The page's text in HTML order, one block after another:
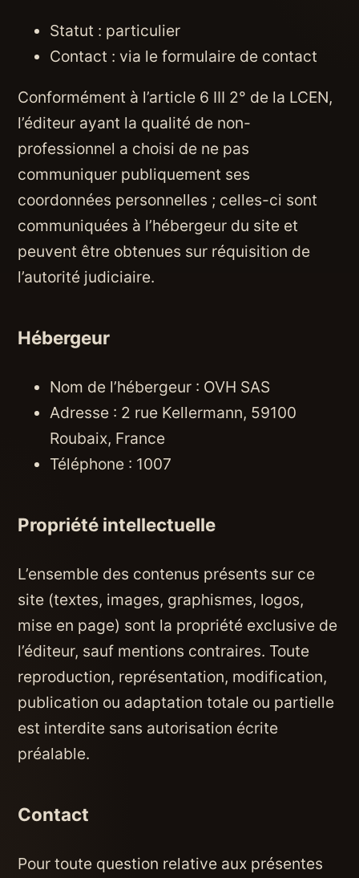
Statut : particulier
Contact : via le formulaire de contact
Conformément à l’article 6 III 2° de la LCEN,
l’éditeur ayant la qualité de non-
professionnel a choisi de ne pas
communiquer publiquement ses
coordonnées personnelles ; celles-ci sont
communiquées à l’hébergeur du site et
peuvent être obtenues sur réquisition de
l’autorité judiciaire.
Hébergeur
Nom de l’hébergeur : OVH SAS
Adresse : 2 rue Kellermann, 59100
Roubaix, France
Téléphone : 1007
Propriété intellectuelle
L’ensemble des contenus présents sur ce
site (textes, images, graphismes, logos,
mise en page) sont la propriété exclusive de
l’éditeur, sauf mentions contraires. Toute
reproduction, représentation, modification,
publication ou adaptation totale ou partielle
est interdite sans autorisation écrite
préalable.
Contact
Pour toute question relative aux présentes